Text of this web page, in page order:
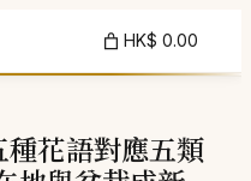
HK$ 0.00
花語對應五類